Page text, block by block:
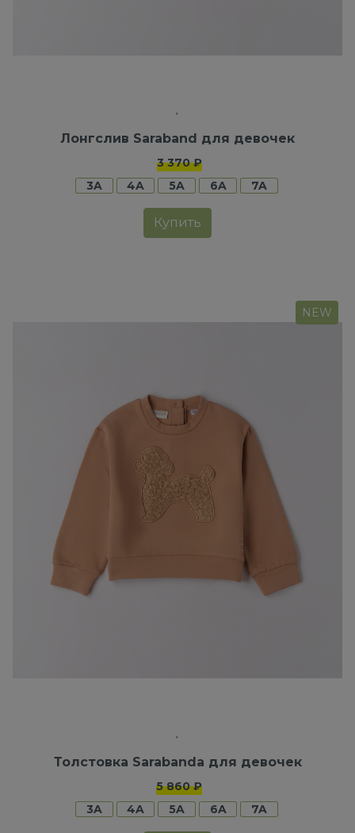
Лонгслив Saraband для девочек
3 370 ₽
3A
4A 5A 6A 7A
Купить
NEW
Толстовка Sarabanda для девочек
5 860 ₽
3A
4A 5A 6A 7A